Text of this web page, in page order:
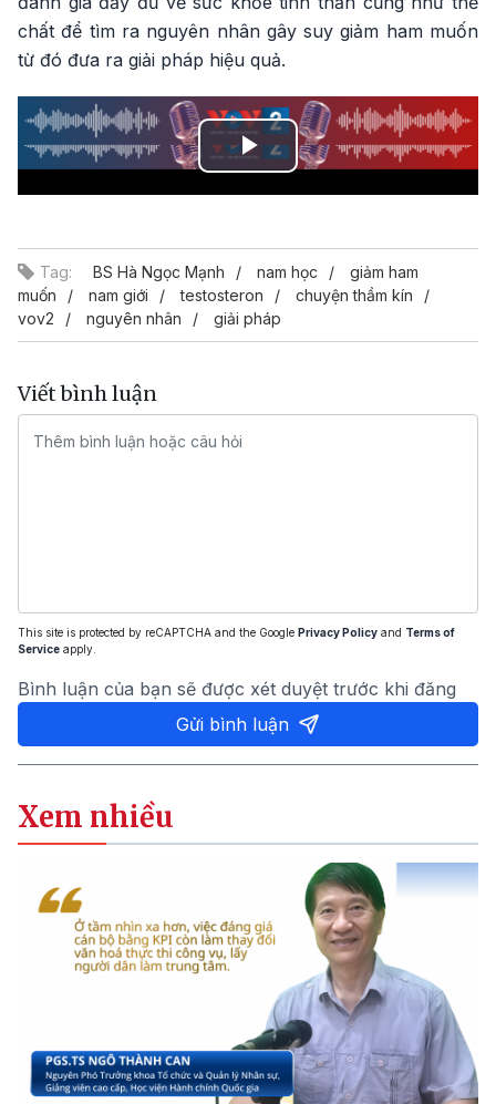
chất để tìm ra nguyên nhân gây suy giảm ham muốn
từ đó đưa ra giải pháp hiệu quả.
Play
Tag: BS Hà Ngọc Mạnh nam học
giảm ham
muốn
nam giới testosteron
chuyện thầm kín
vov2
nguyên nhân giải pháp
Viết bình luận
This site is protected by reCAPTCHA and the Google Privacy Policy and Terms of
Service apply.
Bình luận của bạn sẽ được xét duyệt trước khi đăng
Gửi bình luận
Xem nhiều